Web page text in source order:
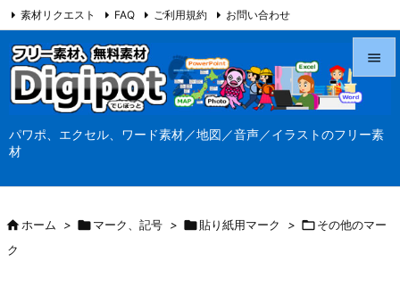
パワポ、エクセル、ワード素材／地図／音声／イラストのフリー素
材




素材リクエスト FAQ ご利用規約 お問い合わせ
当サイト（Digipot.net）について
ホーム > マーク、記号 > 貼り紙用マーク > その他のマー
ク